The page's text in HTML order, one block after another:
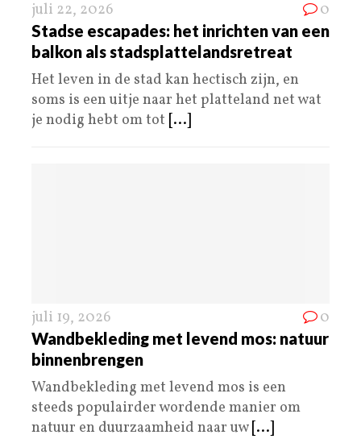
juli 22, 2026 0
Stadse escapades: het inrichten van een
balkon als stadsplattelandsretreat
Het leven in de stad kan hectisch zijn, en
soms is een uitje naar het platteland net wat
je nodig hebt om tot [...]
juli 19, 2026 0
Wandbekleding met levend mos: natuur
binnenbrengen
Wandbekleding met levend mos is een
steeds populairder wordende manier om
natuur en duurzaamheid naar uw [...]